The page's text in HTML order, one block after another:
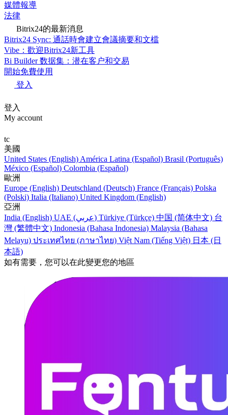
媒體報導
法律
Bitrix24的最新消息
Bitrix24 Sync: 通話時會建立會議摘要和文檔
Vibe：歡迎Bitrix24新工具
Bi Builder 数据集：潜在客户和交易
開始免費使用
登入
登入
My account
tc
美國
United States (English) América Latina (Español) Brasil (Português)
México (Español) Colombia (Español)
歐洲
Europe (English) Deutschland (Deutsch) France (Français) Polska
(Polski) Italia (Italiano) United Kingdom (English)
亞洲
India (English)
UAE (عربي) Türkiye (Türkçe) 中国 (简体中文) 台
灣 (繁體中文) Indonesia (Bahasa Indonesia) Malaysia (Bahasa
Melayu) ประเทศไทย (ภาษาไทย) Việt Nam (Tiếng Việt) 日本 (日
本語)
如有需要，您可以在此變更您的地區